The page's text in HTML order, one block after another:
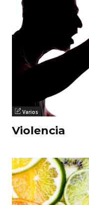
Varios
Violencia